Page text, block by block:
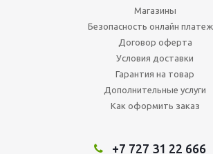
Магазины
Безопасность онлайн
Договор оферта
Условия доставки
Гарантия на товар
Дополнительные услуги
Как оформить заказ
+7 727 31 22 666